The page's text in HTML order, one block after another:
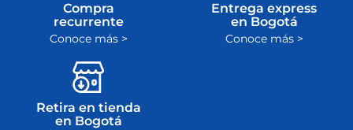
Compra
recurrente
Conoce más >
Entrega express
en Bogotá
Conoce más >
Retira en tienda
en Bogotá